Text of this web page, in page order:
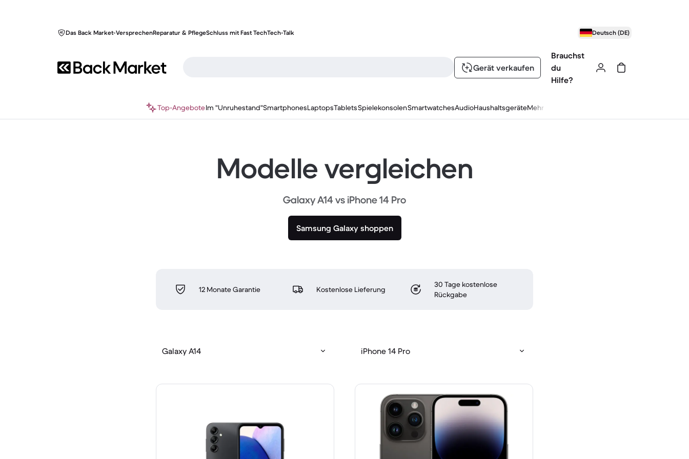
Das Back Market-VersprechenReparatur & PflegeSchluss mit Fast TechTech-Talk Deutsch (DE)
Gerät verkaufen
Brauchst
du
Hilfe?
Top-AngeboteIm "Unruhestand"SmartphonesLaptopsTabletsSpielekonsolenSmartwatchesAudioHaushaltsgeräteMehr
Modelle vergleichen
Galaxy A14 vs iPhone 14 Pro
Samsung Galaxy shoppen
12 Monate Garantie Kostenlose Lieferung
30 Tage kostenlose
Rückgabe
Galaxy A14 iPhone 14 Pro